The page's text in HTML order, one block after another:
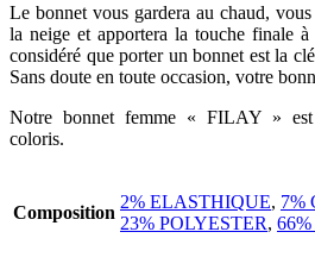
Le bonnet vous gardera au chaud,
la neige et apportera la touche finale
considéré que porter un bonnet est la
Sans doute en toute occasion, votre
Notre bonnet femme « FILAY » est
coloris.
Composition
2% ELASTHIQUE, 7%
23% POLYESTER,